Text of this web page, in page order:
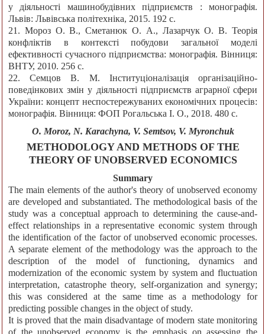
у діяльності машинобудівних підприємств : монографія.
Львів: Львівська політехніка, 2015. 192 c.
21. Мороз О. В., Сметанюк О. А., Лазарчук О. В. Теорія
конфліктів в контексті побудови загальної моделі
ефективності сучасного підприємства: монографія. Вінниця:
ВНТУ, 2010. 256 с.
22. Семцов В. М. Інституціоналізація організаційно-
поведінкових змін у діяльності підприємств аграрної сфери
України: концепт неспостережуваних економічних процесів:
монографія. Вінниця: ФОП Рогальська І. О., 2018. 480 с.
O. Moroz, N. Karachyna, V. Semtsov, V. Myronchuk
METHODOLOGY AND METHODS OF THE
THEORY OF UNOBSERVED ECONOMICS
Summary
The main elements of the author's theory of unobserved economy
are developed and substantiated. The methodological basis of the
study was a conceptual approach to determining the cause-and-
effect relationships in a representative economic system through
the identification of the factor of unobserved economic processes.
A separate element of the methodology was the approach to the
description of the model of functioning, dynamics and
modernization of the economic system by system and fluctuation
interpretation, catastrophe theory, self-organization and synergy;
this was considered at the same time as a methodology for
predicting possible changes in the object of study.
It is proved that the main disadvantage of modern state monitoring
of the unobserved economy is the emphasis on assessing the